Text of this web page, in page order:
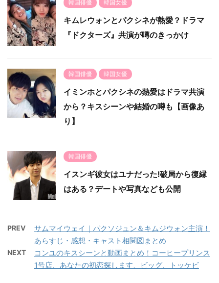
韓国俳優 韓国女優
キムレウォンとパクシネが熱愛？ドラマ
『ドクターズ』共演が噂のきっかけ
韓国俳優 韓国女優
イミンホとパクシネの熱愛はドラマ共演
から？キスシーンや結婚の噂も【画像あ
り】
韓国俳優
イスンギ彼女はユナだった!破局から復縁
はある？デートや写真なども公開
PREV
サムマイウェイ｜パクソジュン＆キムジウォン主演！
あらすじ・感想・キャスト相関図まとめ
NEXT
コンユのキスシーンと動画まとめ！コーヒープリンス
1号店、あなたの初恋探します、ビッグ、トッケビ